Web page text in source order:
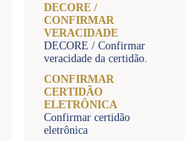
DECORE /
CONFIRMAR
VERACIDADE
DECORE / Confirmar
veracidade da certidão.
CONFIRMAR
CERTIDÃO
ELETRÔNICA
Confirmar certidão
eletrônica